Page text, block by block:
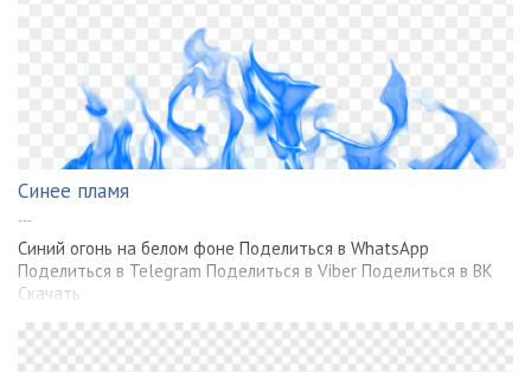
Синее пламя
---
Синий огонь на белом фоне Поделиться в WhatsApp
Поделиться в Telegram Поделиться в Viber Поделиться в ВК
Скачать